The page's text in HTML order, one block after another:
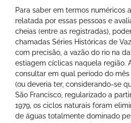
Para saber em termos numéricos
relatada por essas pessoas e
cheias (entre as registradas),
chamadas Séries Históricas de
com precisão, a vazão do rio na
estiagem cíclicas naquela região.
consultar em qual período do
(ou deveria ter, considerando-se
São Francisco, regularizado a
1979, os ciclos naturais foram
de águas totalmente dominado